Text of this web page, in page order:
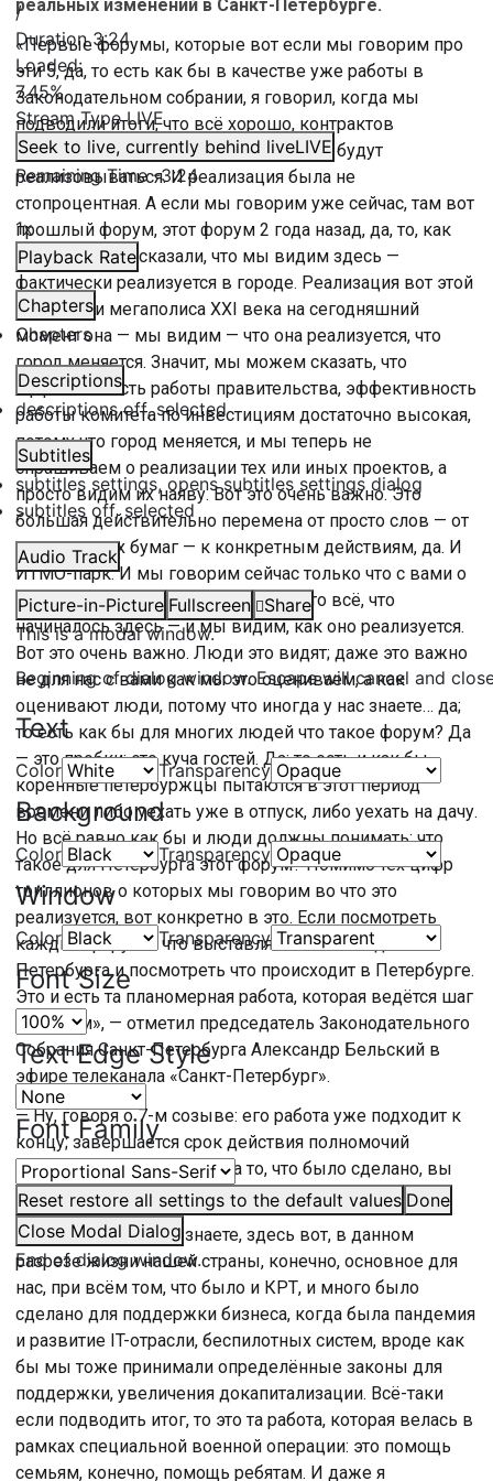
/
Duration3:24
Loaded:
7.45%
Stream TypeLIVE
Seek to live, currently behind liveLIVE
Remaining Time-3:24
1x
Playback Rate
Chapters
Chapters
Descriptions
descriptions off, selected
Subtitles
subtitles settings, opens subtitles settings dialog
subtitles off, selected
Audio Track
Picture-in-Picture Fullscreen
Share
This is a modal window.
Beginning of dialog window. Escape will cancel and
Text
Color Transparency
Background
Color Transparency
Window
Color Transparency
Font Size
Text Edge Style
Font Family
Reset restore all settings to the default values Done
Close Modal Dialog
End of dialog window.
реальных изменений в Санкт-Петербурге.
«Первые форумы, которые вот если мы говорим про
эти 5, да, то есть как бы в качестве уже работы в
Законодательном собрании, я говорил, когда мы
подводили итоги, что всё хорошо, контрактов
заключено много, посмотрим, как они будут
реализовываться. И реализация была не
стопроцентная. А если мы говорим уже сейчас, там вот
прошлый форум, этот форум 2 года назад, да, то, как
вы правильно сказали, что мы видим здесь —
фактически реализуется в городе. Реализация вот этой
вот задачи мегаполиса XXI века на сегодняшний
момент она — мы видим — что она реализуется, что
город меняется. Значит, мы можем сказать, что
эффективность работы правительства, эффективность
работы комитета по инвестициям достаточно высокая,
потому что город меняется, и мы теперь не
спрашиваем о реализации тех или иных проектов, а
просто видим их наяву. Вот это очень важно. Это
большая действительно перемена от просто слов — от
подписанных бумаг — к конкретным действиям, да. И
ИTМО-парк. И мы говорим сейчас только что с вами о
«Марине», о «Крестах», да; то есть это всё, что
начиналось здесь — и мы видим, как оно реализуется.
Вот это очень важно. Люди это видят; даже это важно
не для нас с вами как мы это оцениваем, а как
оценивают люди, потому что иногда у нас знаете… да;
то есть как бы для многих людей что такое форум? Да
— это пробки; это куча гостей. Да; то есть и как бы
коренные петербуржцы пытаются в этот период
времени либо уехать уже в отпуск, либо уехать на дачу.
Но всё равно как бы и люди должны понимать: что
такое для Петербурга этот форум? Помимо тех цифр
триллионов о которых мы говорим во что это
реализуется, вот конкретно в это. Если посмотреть
каждый форум и что выставлялось на стенде
Петербурга и посмотреть что происходит в Петербурге.
Это и есть та планомерная работа, которая ведётся шаг
за шагом», — отметил председатель Законодательного
Собрания Санкт-Петербурга Александр Бельский в
эфире телеканала «Санкт-Петербург».
— Ну, говоря о 7-м созыве: его работа уже подходит к
концу; завершается срок действия полномочий
депутатов. Оглядываясь на то, что было сделано, вы
какие-то для себя ключевые позиции обозначили?
«Я могу сказать, что знаете, здесь вот, в данном
разрезе жизни нашей страны, конечно, основное для
нас, при всём том, что было и КРТ, и много было
сделано для поддержки бизнеса, когда была пандемия
и развитие IT-отрасли, беспилотных систем, вроде как
бы мы тоже принимали определённые законы для
поддержки, увеличения докапитализации. Всё-таки
если подводить итог, то это та работа, которая велась в
рамках специальной военной операции: это помощь
семьям, конечно, помощь ребятам. И даже я